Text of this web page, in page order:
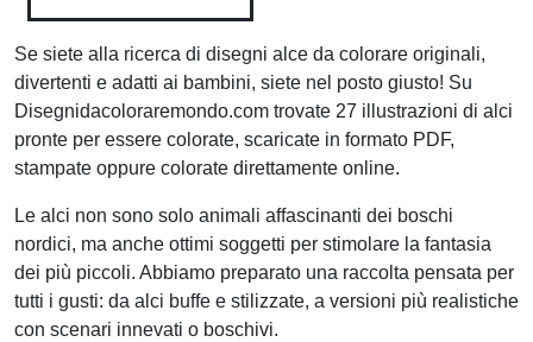
Se siete alla ricerca di disegni alce da colorare originali,
divertenti e adatti ai bambini, siete nel posto giusto! Su
Disegnidacoloraremondo.com trovate 27 illustrazioni di alci
pronte per essere colorate, scaricate in formato PDF,
stampate oppure colorate direttamente online.
Le alci non sono solo animali affascinanti dei boschi
nordici, ma anche ottimi soggetti per stimolare la fantasia
dei più piccoli. Abbiamo preparato una raccolta pensata per
tutti i gusti: da alci buffe e stilizzate, a versioni più realistiche
con scenari innevati o boschivi.